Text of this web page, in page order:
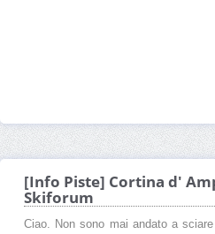
[Info Piste] Cortina d'
Skiforum
Ciao. Non sono mai andato a